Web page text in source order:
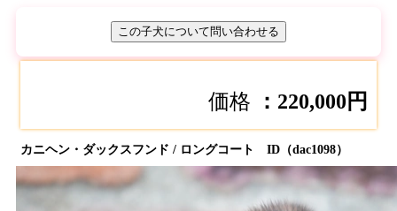
この子犬について問い合わせる
価格 ：220,000円
カニヘン・ダックスフンド / ロングコート ID（dac1098）